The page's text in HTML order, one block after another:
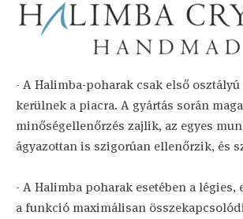
- A Halimba-poharak csak első
kerülnek a piacra. A gyártás során
minőségellenőrzés zajlik, az egyes
ágyazottan is szigorúan ellenőrzik, és
- A Halimba poharak esetében a légies,
a funkció maximálisan